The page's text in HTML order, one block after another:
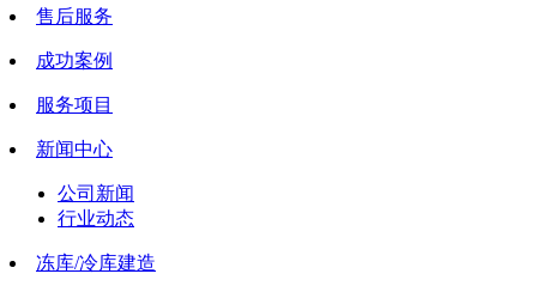
售后服务
成功案例
服务项目
新闻中心
公司新闻
行业动态
冻库/冷库建造